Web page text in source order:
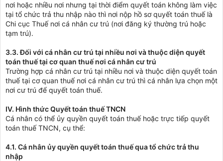
nơi hoặc nhiều nơi nhưng tại thời điểm quyết toán không làm việc
tại tổ chức trả thu nhập nào thì nơi nộp hồ sơ quyết toán thuế là
Chi cục Thuế nơi cá nhân cư trú (nơi đăng ký thường trú hoặc
tạm trú).
3.3. Đối với cá nhân cư trú tại nhiều nơi và thuộc diện quyết
toán thuế tại cơ quan thuế nơi cá nhân cư trú
Trường hợp cá nhân cư trú tại nhiều nơi và thuộc diện quyết toán
thuế tại cơ quan thuế nơi cá nhân cư trú thì cá nhân lựa chọn một
nơi cư trú để quyết toán thuế.
IV. Hình thức Quyết toán thuế TNCN
Cá nhân có thể ủy quyền quyết toán thuế hoặc trực tiếp quyết
toán thuế TNCN, cụ thể:
4.1. Cá nhân ủy quyền quyết toán thuế qua tổ chức trả thu
nhập